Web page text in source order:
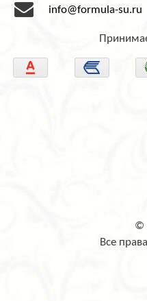
info@formula-su.ru
©
Все